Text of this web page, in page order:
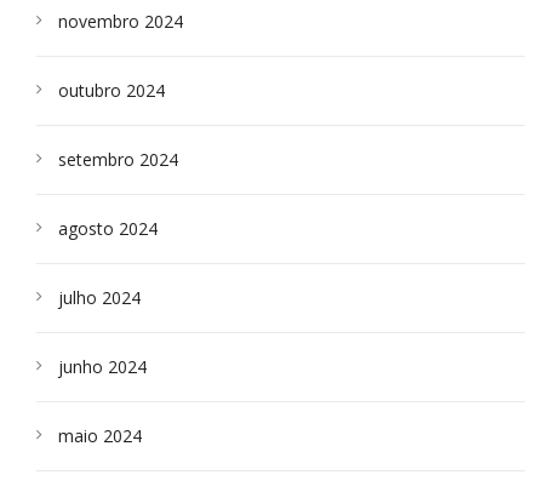
novembro 2024
outubro 2024
setembro 2024
agosto 2024
julho 2024
junho 2024
maio 2024